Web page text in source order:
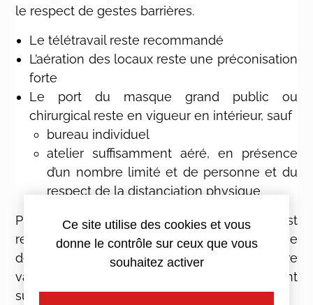
le respect de gestes barrières.
Le télétravail reste recommandé
L’aération des locaux reste une préconisation
forte
Le port du masque grand public ou
chirurgical reste en vigueur en intérieur, sauf
bureau individuel
atelier suffisamment aéré, en présence
d’un nombre limité et de personne et du
respect de la distanciation physique
Précisons que le port du masque FFP2 n’est
recommandé que pour les personnes à risque
de forme grave ou celles n’ayant pu se faire
vacciner pour raison médicale, et seulement
sur avis et prescription d’un médecin.
Ce site utilise des cookies et vous
donne le contrôle sur ceux que vous
souhaitez activer